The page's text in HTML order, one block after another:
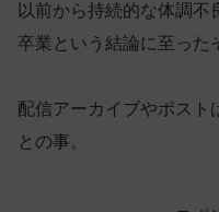
以前から持続的な体調
卒業という結論に至った
配信アーカイブやポスト
との事。